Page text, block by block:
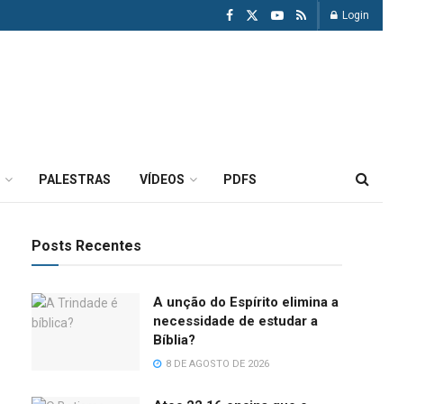
Login
PALESTRAS VÍDEOS PDFS
Posts Recentes
A unção do Espírito elimina a
necessidade de estudar a
Bíblia?
8 DE AGOSTO DE 2026